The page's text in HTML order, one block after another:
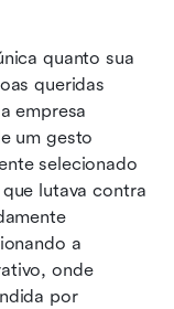
quanto sua
queridas
empresa
um gesto
selecionado
lutava contra
a
onde
por